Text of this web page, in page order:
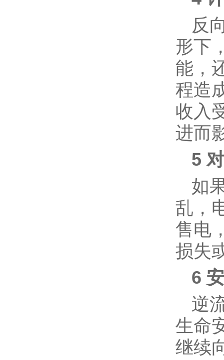
反
形下
能，
程造
收入
进而
5
如
乱，
售电
损失
6
逆
生命
继续